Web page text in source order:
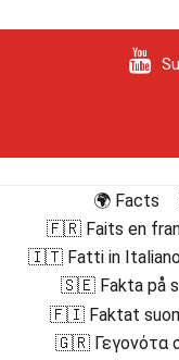
🌍 Facts
🇫🇷 Faits en
🇮🇹 Fatti in
🇸🇪 Fakta på
🇫🇮 Faktat
🇬🇷 Γεγονότα